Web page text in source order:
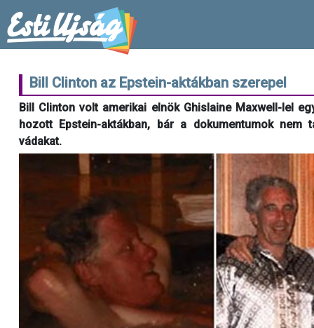
Bill Clinton az Epstein-aktákban szerepel
Bill Clinton volt amerikai elnök Ghislaine Maxwell-lel
hozott Epstein-aktákban, bár a dokumentumok nem
vádakat.